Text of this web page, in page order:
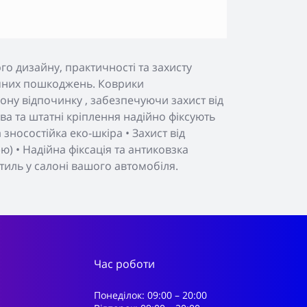
дизайну, практичності та захисту
пошкоджень. Коврики
відпочинку , забезпечуючи захист від
штатні кріплення надійно фіксують
еко-шкіра • Захист від
Надійна фіксація та антиковзка
у салоні вашого автомобіля.
Час роботи
Понеділок: 09:00 – 20:00